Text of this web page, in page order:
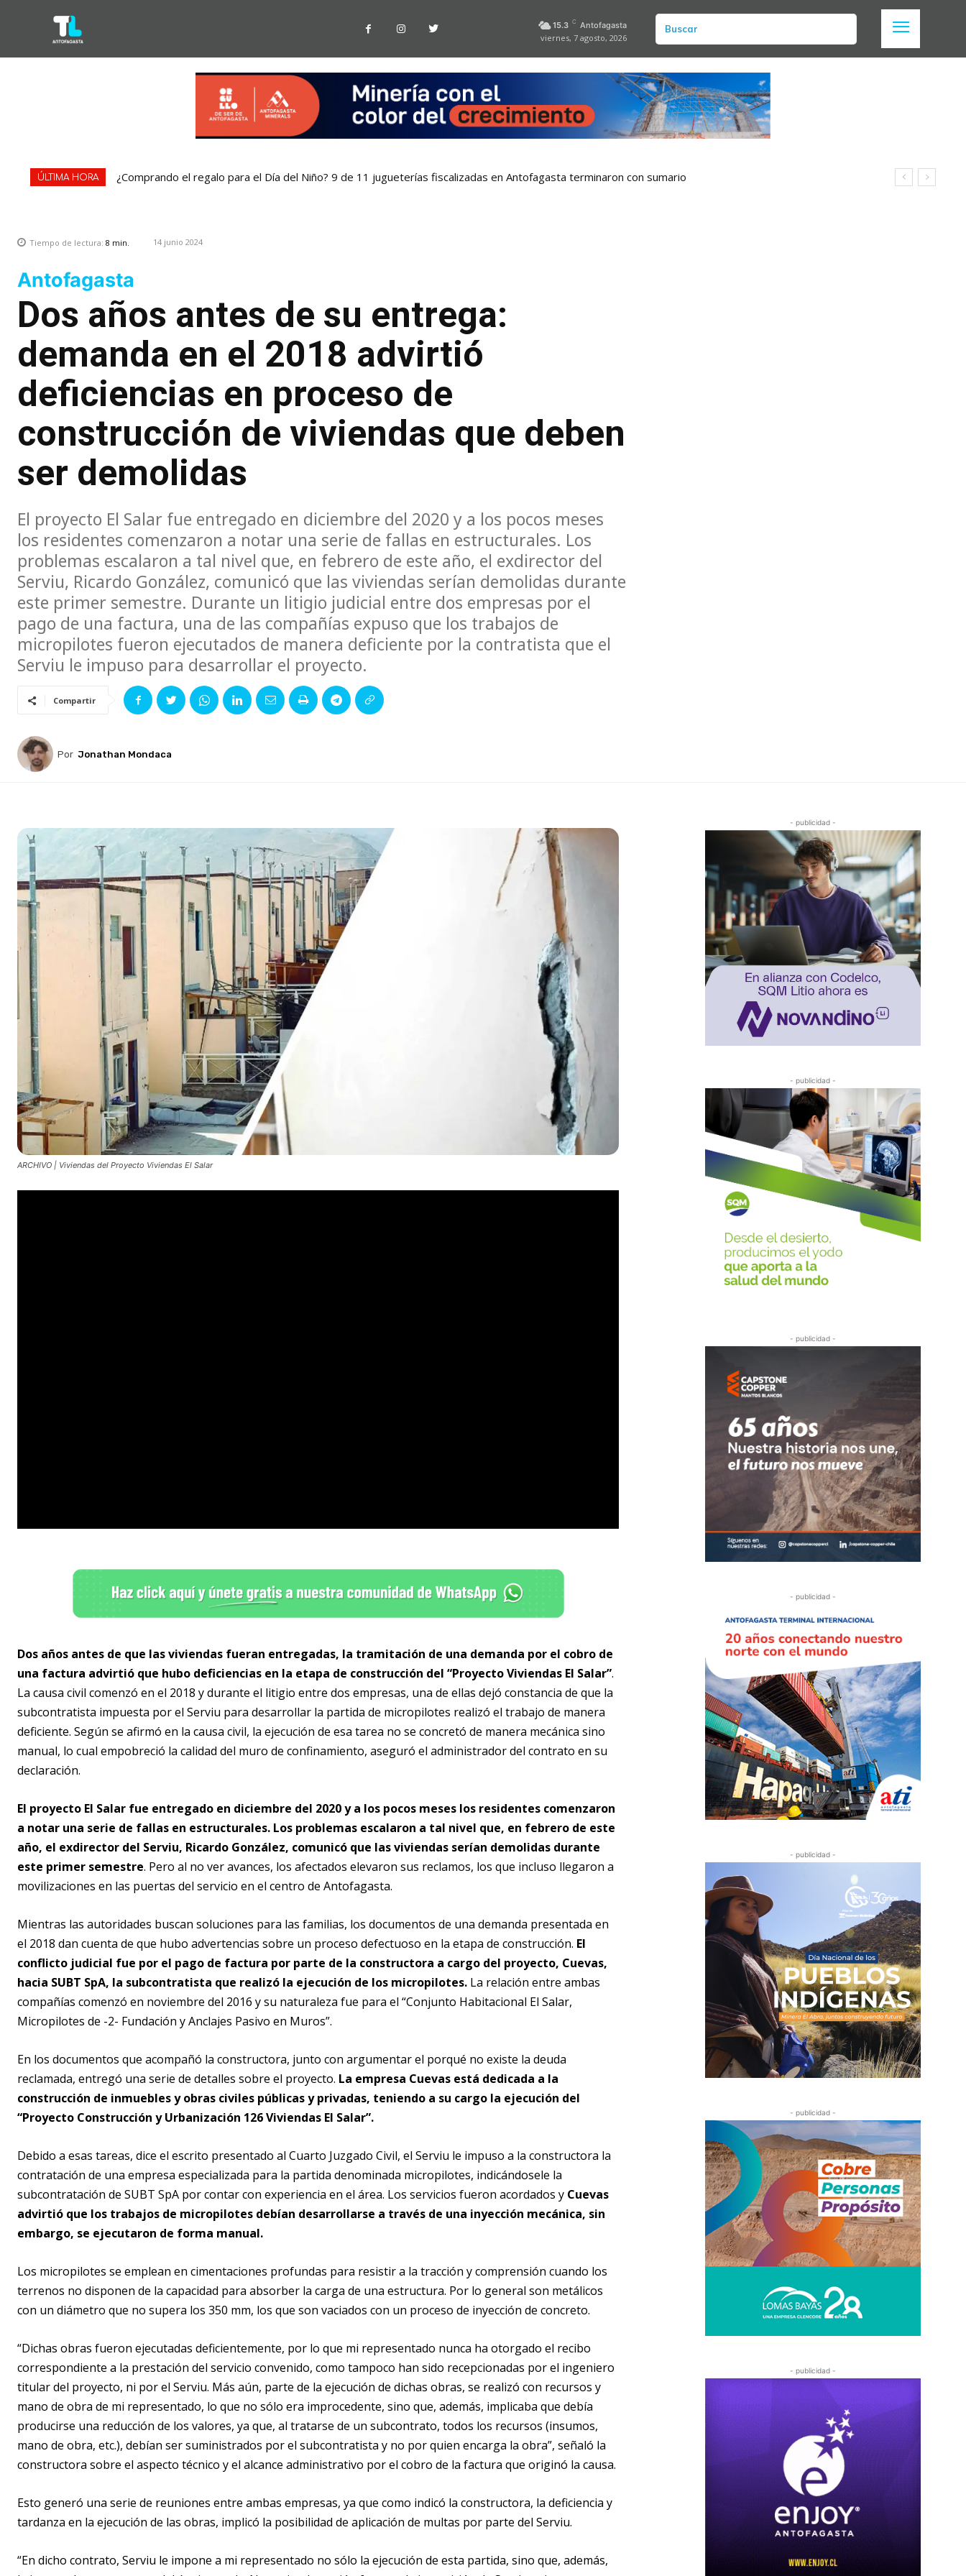
15.3 C Antofagasta
viernes, 7 agosto, 2026
Buscar
ÚLTIMA HORA ¿Comprando el regalo para el Día del Niño? 9 de 11 jugueterías fiscalizadas en Antofagasta terminaron con sumario
Tiempo de lectura: 8 min. 14 junio 2024
Antofagasta
Dos años antes de su entrega:
demanda en el 2018 advirtió
deficiencias en proceso de
construcción de viviendas que deben
ser demolidas
El proyecto El Salar fue entregado en diciembre del 2020 y a los pocos meses
los residentes comenzaron a notar una serie de fallas en estructurales. Los
problemas escalaron a tal nivel que, en febrero de este año, el exdirector del
Serviu, Ricardo González, comunicó que las viviendas serían demolidas durante
este primer semestre. Durante un litigio judicial entre dos empresas por el
pago de una factura, una de las compañías expuso que los trabajos de
micropilotes fueron ejecutados de manera deficiente por la contratista que el
Serviu le impuso para desarrollar el proyecto.
Compartir
Por Jonathan Mondaca
ARCHIVO | Viviendas del Proyecto Viviendas El Salar
Dos años antes de que las viviendas fueran entregadas, la tramitación de una demanda por el cobro de
una factura advirtió que hubo deficiencias en la etapa de construcción del “Proyecto Viviendas El Salar”.
La causa civil comenzó en el 2018 y durante el litigio entre dos empresas, una de ellas dejó constancia de que la
subcontratista impuesta por el Serviu para desarrollar la partida de micropilotes realizó el trabajo de manera
deficiente. Según se afirmó en la causa civil, la ejecución de esa tarea no se concretó de manera mecánica sino
manual, lo cual empobreció la calidad del muro de confinamiento, aseguró el administrador del contrato en su
declaración.
El proyecto El Salar fue entregado en diciembre del 2020 y a los pocos meses los residentes comenzaron
a notar una serie de fallas en estructurales. Los problemas escalaron a tal nivel que, en febrero de este
año, el exdirector del Serviu, Ricardo González, comunicó que las viviendas serían demolidas durante
este primer semestre. Pero al no ver avances, los afectados elevaron sus reclamos, los que incluso llegaron a
movilizaciones en las puertas del servicio en el centro de Antofagasta.
Mientras las autoridades buscan soluciones para las familias, los documentos de una demanda presentada en
el 2018 dan cuenta de que hubo advertencias sobre un proceso defectuoso en la etapa de construcción. El
conflicto judicial fue por el pago de factura por parte de la constructora a cargo del proyecto, Cuevas,
hacia SUBT SpA, la subcontratista que realizó la ejecución de los micropilotes. La relación entre ambas
compañías comenzó en noviembre del 2016 y su naturaleza fue para el “Conjunto Habitacional El Salar,
Micropilotes de -2- Fundación y Anclajes Pasivo en Muros”.
En los documentos que acompañó la constructora, junto con argumentar el porqué no existe la deuda
reclamada, entregó una serie de detalles sobre el proyecto. La empresa Cuevas está dedicada a la
construcción de inmuebles y obras civiles públicas y privadas, teniendo a su cargo la ejecución del
“Proyecto Construcción y Urbanización 126 Viviendas El Salar”.
Debido a esas tareas, dice el escrito presentado al Cuarto Juzgado Civil, el Serviu le impuso a la constructora la
contratación de una empresa especializada para la partida denominada micropilotes, indicándosele la
subcontratación de SUBT SpA por contar con experiencia en el área. Los servicios fueron acordados y Cuevas
advirtió que los trabajos de micropilotes debían desarrollarse a través de una inyección mecánica, sin
embargo, se ejecutaron de forma manual.
Los micropilotes se emplean en cimentaciones profundas para resistir a la tracción y comprensión cuando los
terrenos no disponen de la capacidad para absorber la carga de una estructura. Por lo general son metálicos
con un diámetro que no supera los 350 mm, los que son vaciados con un proceso de inyección de concreto.
“Dichas obras fueron ejecutadas deficientemente, por lo que mi representado nunca ha otorgado el recibo
correspondiente a la prestación del servicio convenido, como tampoco han sido recepcionadas por el ingeniero
titular del proyecto, ni por el Serviu. Más aún, parte de la ejecución de dichas obras, se realizó con recursos y
mano de obra de mi representado, lo que no sólo era improcedente, sino que, además, implicaba que debía
producirse una reducción de los valores, ya que, al tratarse de un subcontrato, todos los recursos (insumos,
mano de obra, etc.), debían ser suministrados por el subcontratista y no por quien encarga la obra”, señaló la
constructora sobre el aspecto técnico y el alcance administrativo por el cobro de la factura que originó la causa.
Esto generó una serie de reuniones entre ambas empresas, ya que como indicó la constructora, la deficiencia y
tardanza en la ejecución de las obras, implicó la posibilidad de aplicación de multas por parte del Serviu.
“En dicho contrato, Serviu le impone a mi representado no sólo la ejecución de esta partida, sino que, además,
- publicidad -
- publicidad -
- publicidad -
- publicidad -
- publicidad -
- publicidad -
- publicidad -